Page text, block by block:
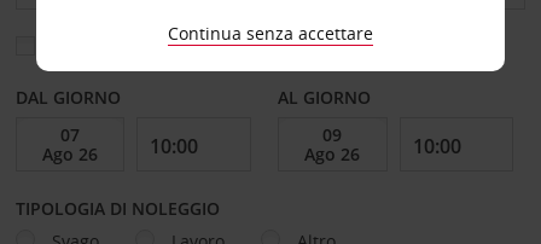
Scegli una località di riconsegna diversa
DAL GIORNO AL GIORNO
TIPOLOGIA DI NOLEGGIO
Continua senza accettare